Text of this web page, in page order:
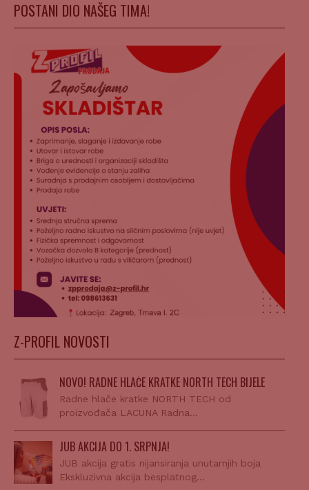
POSTANI DIO NAŠEG TIMA!
Z-PROFIL NOVOSTI
NOVO! RADNE HLAČE KRATKE NORTH TECH BIJELE
Radne hlače kratke NORTH TECH od
proizvođača LACUNA Radna…
JUB AKCIJA DO 1. SRPNJA!
JUB akcija gratis nijansiranja unutarnjih boja
Ekskluzivna akcija besplatnog…